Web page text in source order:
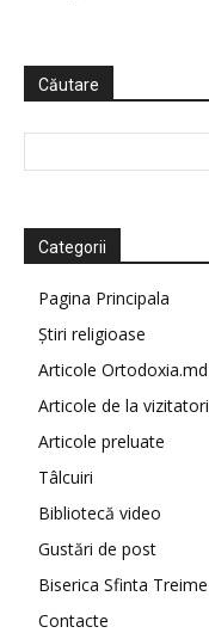
Căutare
Categorii
Pagina Principala
Știri religioase
Articole Ortodoxia.md
Articole de la vizitatori
Articole preluate
Tâlcuiri
Bibliotecă video
Gustări de post
Biserica Sfinta Treime
Contacte